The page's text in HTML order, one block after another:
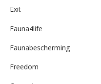
Exit
Fauna4life
Faunabescherming
Freedom